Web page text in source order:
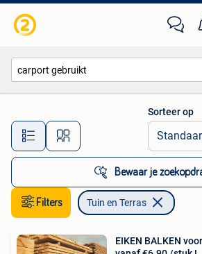
Alle afstanden…
Sorteer op
Bewaar je
Filters Tuin en Terras
EIKEN BALKEN